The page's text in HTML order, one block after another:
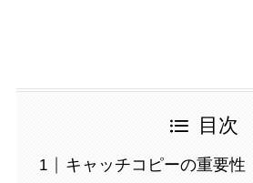
目次
キャッチコピーの重要性